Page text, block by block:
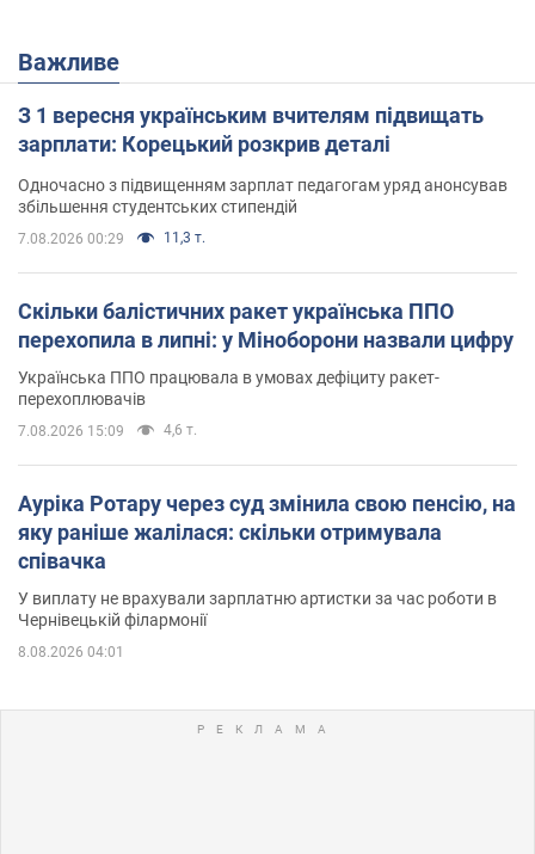
Важливе
З 1 вересня українським вчителям підвищать
зарплати: Корецький розкрив деталі
Одночасно з підвищенням зарплат педагогам уряд анонсував
збільшення студентських стипендій
7.08.2026 00:29 11,3 т.
Скільки балістичних ракет українська ППО
перехопила в липні: у Міноборони назвали цифру
Українська ППО працювала в умовах дефіциту ракет-
перехоплювачів
7.08.2026 15:09 4,6 т.
Ауріка Ротару через суд змінила свою пенсію, на
яку раніше жалілася: скільки отримувала
співачка
У виплату не врахували зарплатню артистки за час роботи в
Чернівецькій філармонії
8.08.2026 04:01